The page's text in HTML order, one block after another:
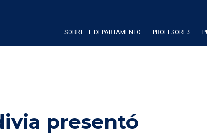
SOBRE EL DEPARTAMENTO PROFESORES
presentó